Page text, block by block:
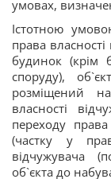
умовах,
Істотною
права
будинок (крім
споруду),
розміщений
власності
переходу
(частку у
відчужувача
об`єкта до